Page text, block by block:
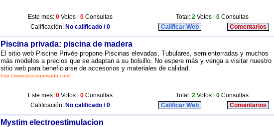
Este mes: 0 Votos | 0 Consultas Total: 2 Votos | 0 Consultas
Calificación: No calificado / 0 Calificar Web Comentarios
Piscina privada: piscina de madera
El sitio web Piscine Privée propone Piscinas elevadas, Tubulares, semienterradas y muchos
más modelos a precios que se adaptan a su bolsillo. No espere más y venga a visitar nuestro
sitio web para beneficiarse de accesorios y materiales de calidad.
http://www.piscinaprivada.com/
Este mes: 0 Votos | 0 Consultas Total: 2 Votos | 0 Consultas
Calificación: No calificado / 0 Calificar Web Comentarios
Mystim electroestimulacion